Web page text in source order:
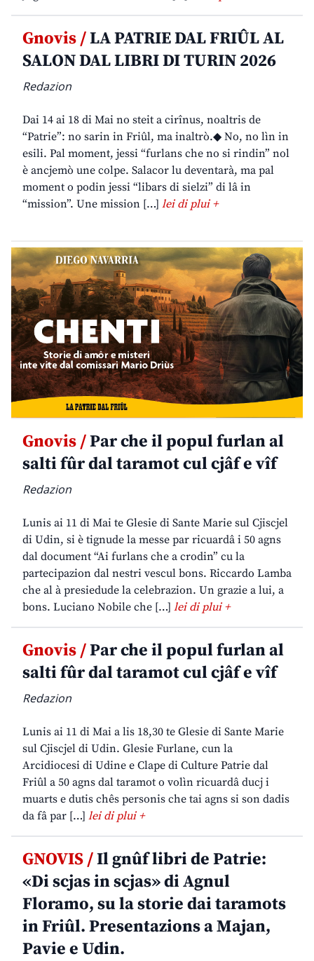
Gnovis /LA PATRIE DAL FRIÛL AL
SALON DAL LIBRI DI TURIN 2026
Redazion
Dai 14 ai 18 di Mai no steit a cirînus, noaltris de
“Patrie”: no sarin in Friûl, ma inaltrò.◆ No, no lìn in
esili. Pal moment, jessi “furlans che no si rindin” nol
è ancjemò une colpe. Salacor lu deventarà, ma pal
moment o podin jessi “libars di sielzi” di lâ in
“mission”. Une mission […] lei di plui +
Gnovis /Par che il popul furlan al
salti fûr dal taramot cul cjâf e vîf
Redazion
Lunis ai 11 di Mai te Glesie di Sante Marie sul Cjiscjel
di Udin, si è tignude la messe par ricuardâ i 50 agns
dal document “Ai furlans che a crodin” cu la
partecipazion dal nestri vescul bons. Riccardo Lamba
che al à presiedude la celebrazion. Un grazie a lui, a
bons. Luciano Nobile che […] lei di plui +
Gnovis /Par che il popul furlan al
salti fûr dal taramot cul cjâf e vîf
Redazion
Lunis ai 11 di Mai a lis 18,30 te Glesie di Sante Marie
sul Cjiscjel di Udin. Glesie Furlane, cun la
Arcidiocesi di Udine e Clape di Culture Patrie dal
Friûl a 50 agns dal taramot o volìn ricuardâ ducj i
muarts e dutis chês personis che tai agns si son dadis
da fâ par […] lei di plui +
GNOVIS /Il gnûf libri de Patrie:
«Di scjas in scjas» di Agnul
Floramo, su la storie dai taramots
in Friûl. Presentazions a Majan,
Pavie e Udin.